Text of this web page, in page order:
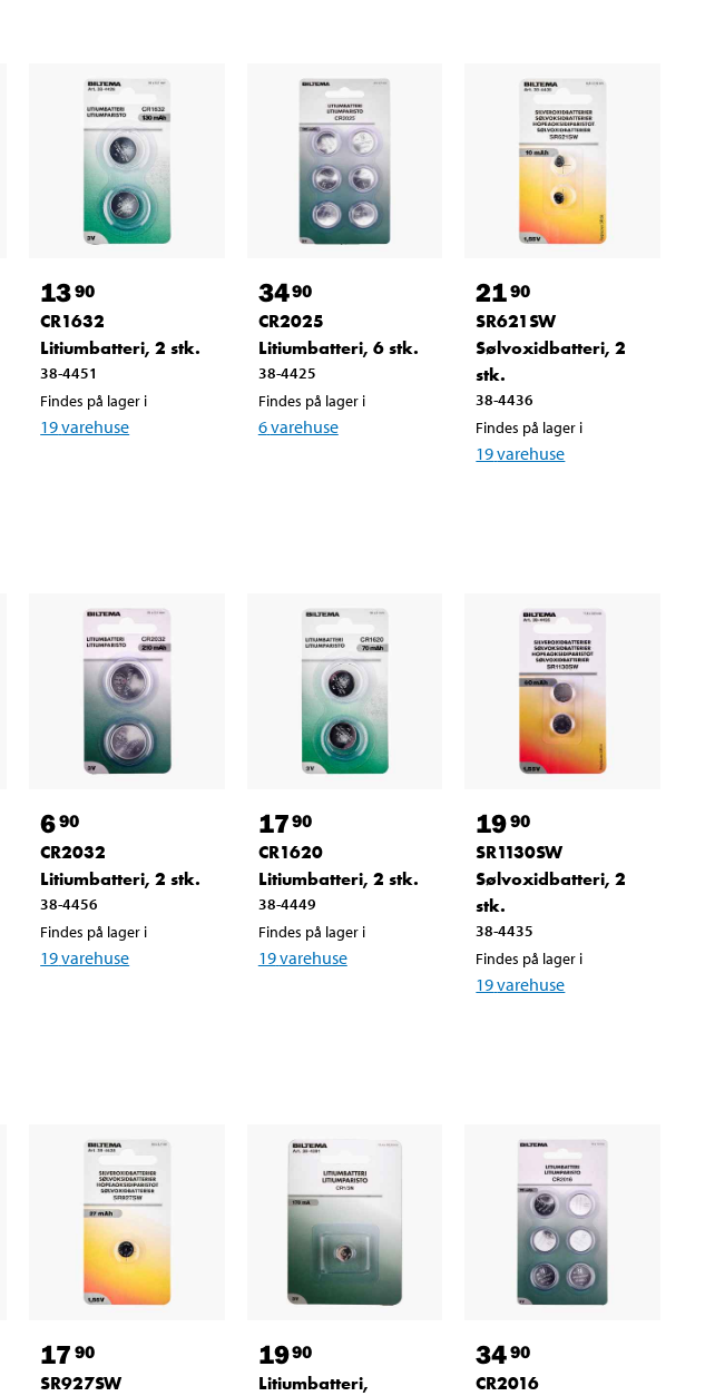
1390
CR1632
Litiumbatteri, 2 stk.
38-4451
Findes på lager i
19varehuse
3490
CR2025
Litiumbatteri, 6 stk.
38-4425
Findes på lager i
6varehuse
2190
SR621SW
Sølvoxidbatteri, 2
stk.
38-4436
Findes på lager i
19varehuse
690
CR2032
Litiumbatteri, 2 stk.
38-4456
Findes på lager i
19varehuse
1790
CR1620
Litiumbatteri, 2 stk.
38-4449
Findes på lager i
19varehuse
1990
SR1130SW
Sølvoxidbatteri, 2
stk.
38-4435
Findes på lager i
19varehuse
17 90
SR927SW
1990
Litiumbatteri,
3490
CR2016